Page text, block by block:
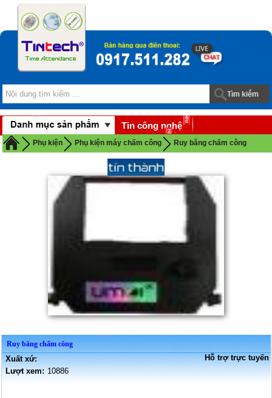
Tin công nghệ
Download
Phụ kiện Phụ kiện máy chấm công Ruy băng chấm công
Ruy băng chấm công
Xuất xứ:
Lượt xem: 10886
Hỗ trợ trực tuyến